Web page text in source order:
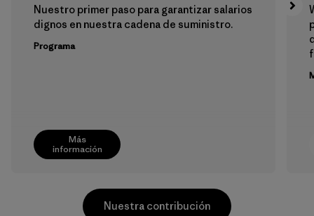
Más
información
Nuestro primer paso para garantizar salarios
dignos en nuestra cadena de suministro.
Programa
Nuestra contribución